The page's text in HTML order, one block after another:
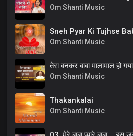
Om Shanti Music
Om Shanti Music
Om Shanti Music
Thakankalai
Om Shanti Music